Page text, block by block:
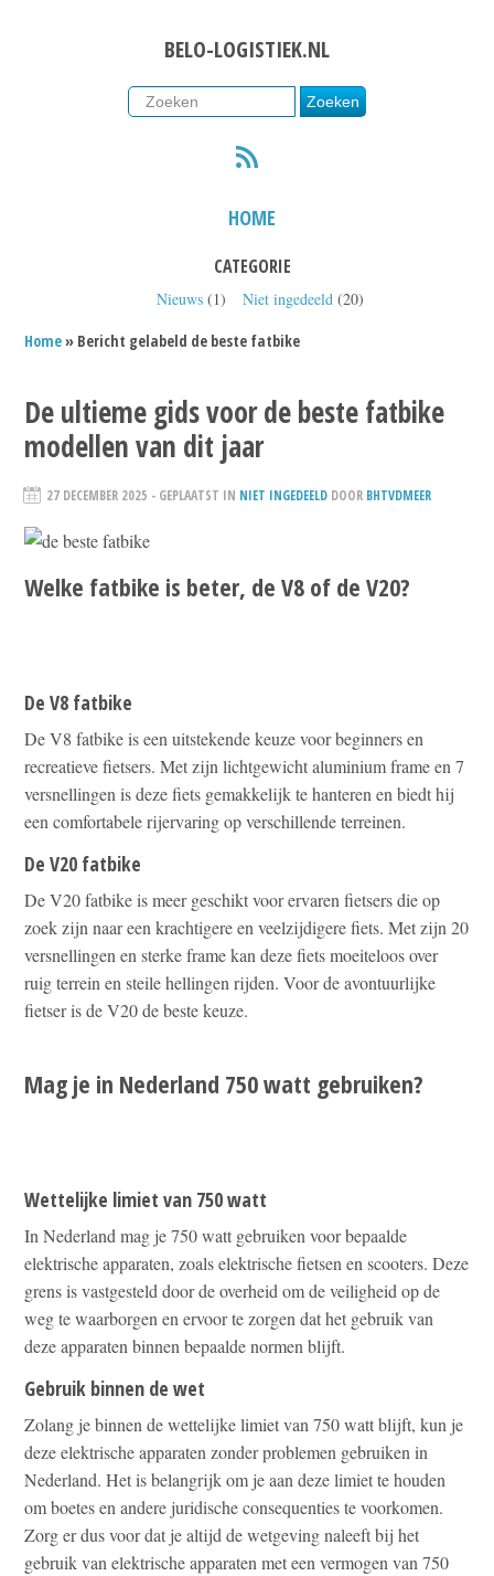
BELO-LOGISTIEK.NL
HOME
CATEGORIE
Nieuws (1) Niet ingedeeld (20)
Home» Bericht gelabeld de beste fatbike
De ultieme gids voor de beste fatbike
modellen van dit jaar
27 DECEMBER 2025 - GEPLAATST IN NIET INGEDEELD DOOR BHTVDMEER
Welke fatbike is beter, de V8 of de V20?
De V8 fatbike
De V8 fatbike is een uitstekende keuze voor beginners en
recreatieve fietsers. Met zijn lichtgewicht aluminium frame en 7
versnellingen is deze fiets gemakkelijk te hanteren en biedt hij
een comfortabele rijervaring op verschillende terreinen.
De V20 fatbike
De V20 fatbike is meer geschikt voor ervaren fietsers die op
zoek zijn naar een krachtigere en veelzijdigere fiets. Met zijn 20
versnellingen en sterke frame kan deze fiets moeiteloos over
ruig terrein en steile hellingen rijden. Voor de avontuurlijke
fietser is de V20 de beste keuze.
Mag je in Nederland 750 watt gebruiken?
Wettelijke limiet van 750 watt
In Nederland mag je 750 watt gebruiken voor bepaalde
elektrische apparaten, zoals elektrische fietsen en scooters. Deze
grens is vastgesteld door de overheid om de veiligheid op de
weg te waarborgen en ervoor te zorgen dat het gebruik van
deze apparaten binnen bepaalde normen blijft.
Gebruik binnen de wet
Zolang je binnen de wettelijke limiet van 750 watt blijft, kun je
deze elektrische apparaten zonder problemen gebruiken in
Nederland. Het is belangrijk om je aan deze limiet te houden
om boetes en andere juridische consequenties te voorkomen.
Zorg er dus voor dat je altijd de wetgeving naleeft bij het
gebruik van elektrische apparaten met een vermogen van 750